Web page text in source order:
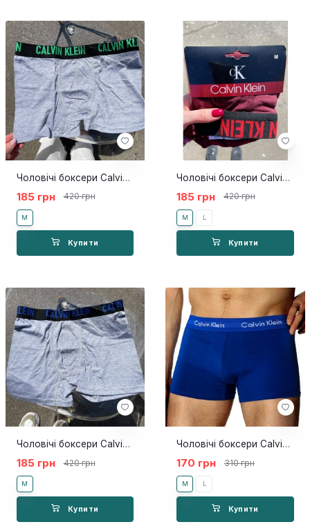
Чоловічі боксери Calvin Klein X сірий
185 грн 420 грн
M
Купити
Чоловічі боксери Calvin Klein X бордо
185 грн 420 грн
M L
Купити
Чоловічі боксери Calvin Klein X
185 грн 420 грн
M
Купити
Чоловічі боксери Calvin Klein 365 Сині NEW
170 грн 310 грн
M L
Купити